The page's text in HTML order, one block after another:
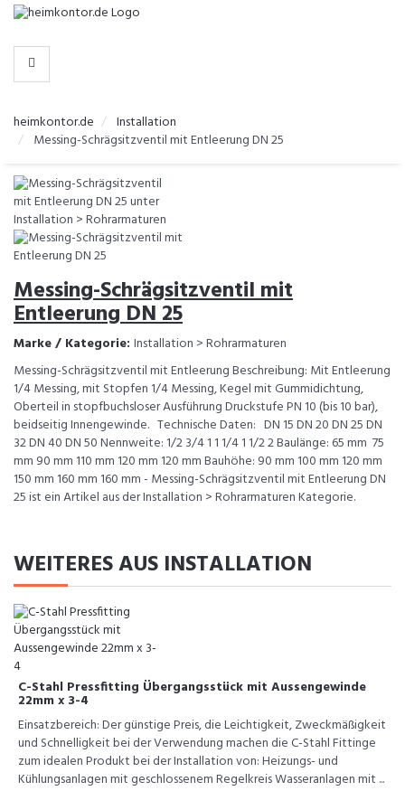
-
KATEGORIEN
heimkontor.de
Installation
Messing-Schrägsitzventil mit Entleerung DN 25
Messing-Schrägsitzventil mit
Entleerung DN 25
Marke / Kategorie: Installation > Rohrarmaturen
Messing-Schrägsitzventil mit Entleerung Beschreibung: Mit Entleerung
1/4 Messing, mit Stopfen 1/4 Messing, Kegel mit Gummidichtung,
Oberteil in stopfbuchsloser Ausführung Druckstufe PN 10 (bis 10 bar),
beidseitig Innengewinde. Technische Daten: DN 15 DN 20 DN 25 DN
32 DN 40 DN 50 Nennweite: 1/2 3/4 1 1 1/4 1 1/2 2 Baulänge: 65 mm 75
mm 90 mm 110 mm 120 mm 120 mm Bauhöhe: 90 mm 100 mm 120 mm
150 mm 160 mm 160 mm - Messing-Schrägsitzventil mit Entleerung DN
25 ist ein Artikel aus der Installation > Rohrarmaturen Kategorie.
WEITERES AUS INSTALLATION
C-Stahl Pressfitting Übergangsstück mit Aussengewinde
22mm x 3-4
Einsatzbereich: Der günstige Preis, die Leichtigkeit, Zweckmäßigkeit
und Schnelligkeit bei der Verwendung machen die C-Stahl Fittinge
zum idealen Produkt bei der Installation von: Heizungs- und
Kühlungsanlagen mit geschlossenem Regelkreis Wasseranlagen mit ...